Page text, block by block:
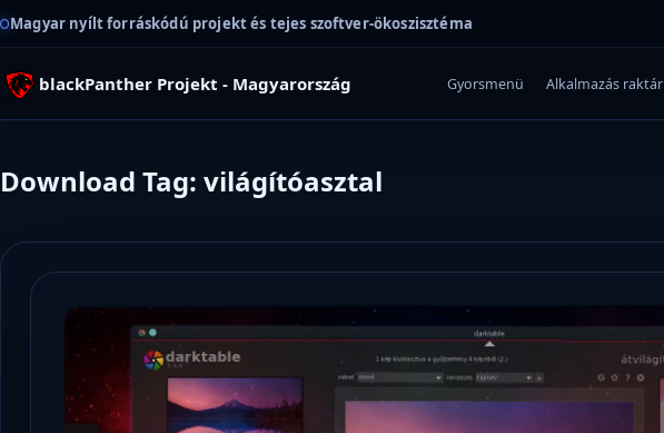
Magyar nyílt forráskódú projekt és tejes szoftver-ökoszisztéma
blackPanther Projekt - Magyarország Gyorsmenü Alkalmazás raktár
Download Tag: világítóasztal